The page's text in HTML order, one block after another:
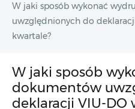
W jaki sposób wykonać
uwzględnionych do
kwartale?
W jaki sposób
dokumentów
deklaracji VIU-DO